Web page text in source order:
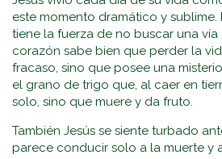
este momento dramático y
tiene la fuerza de no buscar una vía
corazón sabe bien que perder la
fracaso, sino que posee una
el grano de trigo que, al caer en
solo, sino que muere y da fruto.
También Jesús se siente turbado
parece conducir solo a la muerte y